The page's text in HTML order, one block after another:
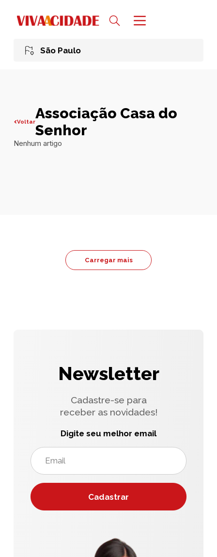
São Paulo
VoltarAssociação Casa do
Senhor
Nenhum artigo
Carregar mais
Newsletter
Cadastre-se para
receber as novidades!
Digite seu melhor email